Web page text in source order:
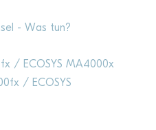
- Was tun?
/ ECOSYS MA4000x
/ ECOSYS